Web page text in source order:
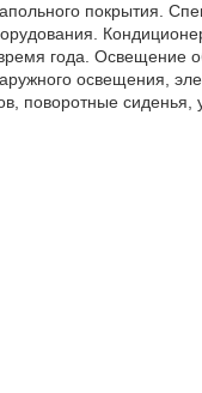
покрытия.
года. Освещение
освещения,
поворотные